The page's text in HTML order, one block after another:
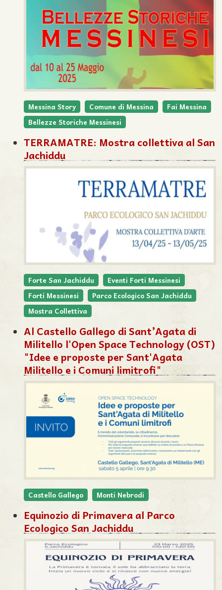
Messina Story Comune di Messina
Fai Messina
Bellezze Storiche Messinesi
TERRAMATRE: Mostra collettiva al San
Jachiddu
Forte San Jachiddu
Eventi Forti Messinesi
Forti Messinesi
Parco Ecologico San Jachiddu
Mostra Collettiva
Al Castello Gallego di Sant’Agata di
Militello l'Open Space Technology (OST)
"Idee e proposte per Sant'Agata
Militello e i Comuni limitrofi"
Castello Gallego Monti Nebrodi
Equinozio di Primavera al Parco
Ecologico San Jachiddu